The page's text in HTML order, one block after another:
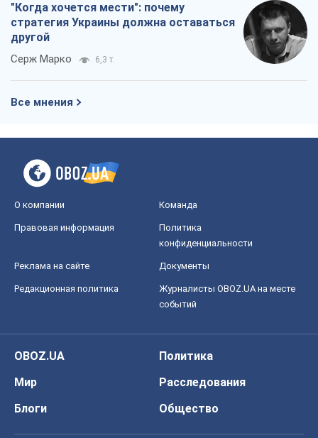
"Когда хочется мести": почему
стратегия Украины должна оставаться
другой
Серж Марко 6,3 т.
Все мнения
О компании Команда
Правовая информация
Политика
конфиденциальности
Реклама на сайте Документы
Редакционная политика
Журналисты OBOZ.UA на месте
событий
OBOZ.UA
Политика
Мир
Расследования
Блоги
Общество